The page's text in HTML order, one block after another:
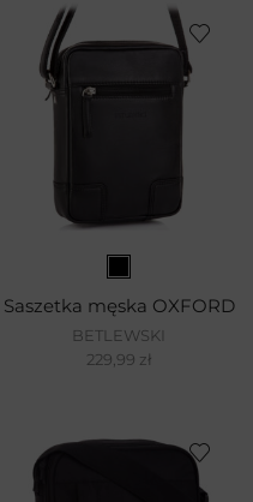
Saszetka męska OXFORD
BETLEWSKI
229,99 zł